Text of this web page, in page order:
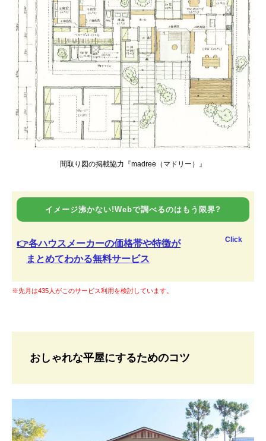
間取り図の掲載協力『madree（マドリー）』
イメージ沸かない!Webで調べるのはもう限界?
👉各ハウスメーカーの価格帯や特徴が
まとめてわかる無料サービス
Click
※先月は435人がこのサービス利用を検討しています。
おしゃれな平屋にするためのコツ